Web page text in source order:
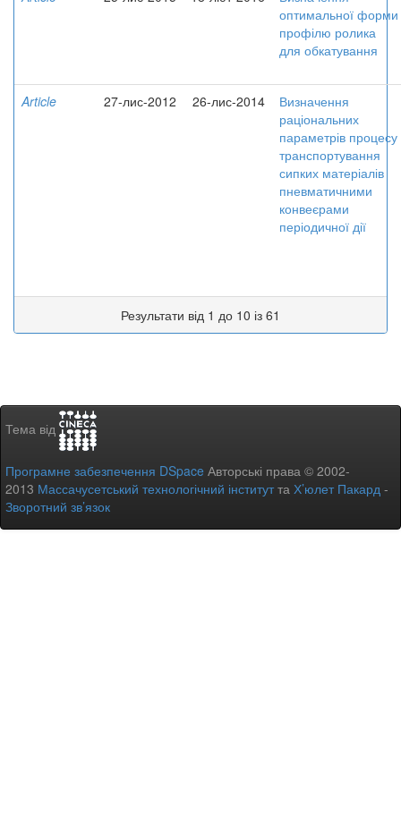
оптимальної форми
профілю ролика
для обкатування
Article 27-лис-2012 26-лис-2014
Визначення
раціональних
параметрів процесу
транспортування
сипких матеріалів
пневматичними
конвеєрами
періодичної дії
Результати від 1 до 10 із 61
Тема від
Програмне забезпечення DSpace Авторські права © 2002-
2013 Массачусетський технологічний інститутта Х’юлет Пакард -
Зворотний зв’язок